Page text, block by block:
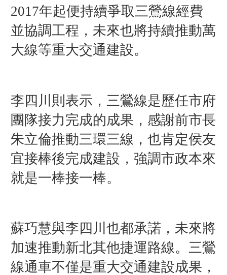
2017年起便持續爭取三鶯線經費
並協調工程，未來也將持續推動萬
大線等重大交通建設。
李四川則表示，三鶯線是歷任市府
團隊接力完成的成果，感謝前市長
朱立倫推動三環三線，也肯定侯友
宜接棒後完成建設，強調市政本來
就是一棒接一棒。
蘇巧慧與李四川也都承諾，未來將
加速推動新北其他捷運路線。三鶯
線通車不僅是重大交通建設成果，